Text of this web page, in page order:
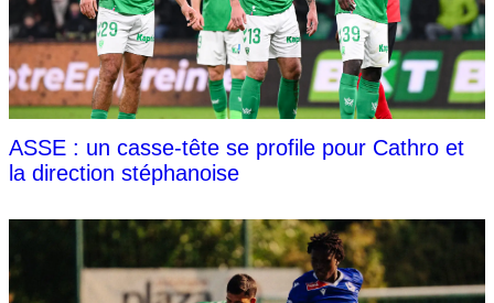
ASSE : un casse-tête se profile pour Cathro et
la direction stéphanoise